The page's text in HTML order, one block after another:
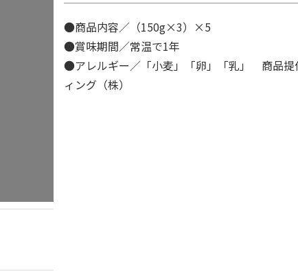
●商品内容／（150g×3）×5
●賞味期間／常温で1年
●アレルギー／「小麦」「卵」「乳」 商品提
ィング（株）